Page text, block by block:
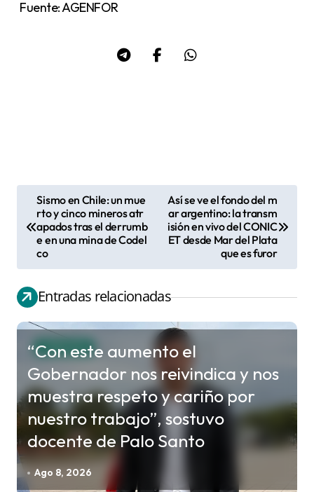
Fuente: AGENFOR
e
g
c
n
d
e
e
n
Sismo en Chile: un mue
rto y cinco mineros atr
apados tras el derrumb
e en una mina de Codel
co
Así se ve el fondo del m
ar argentino: la transm
isión en vivo del CONIC
ET desde Mar del Plata
que es furor
Entradas relacionadas
FORMOSA
“Con este aumento el
Gobernador nos reivindica y nos
muestra respeto y cariño por
nuestro trabajo”, sostuvo
docente de Palo Santo
Ago 8, 2026